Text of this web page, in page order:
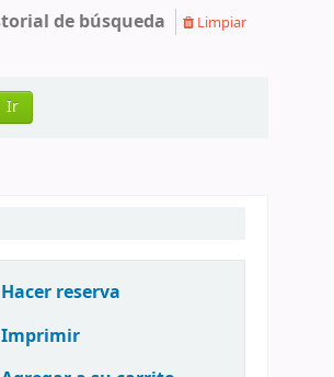
de búsqueda Limpiar
Ir
Hacer reserva
Imprimir